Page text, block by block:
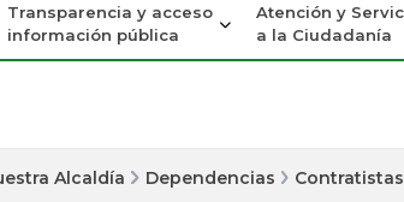
Transparencia y acceso
información pública
Atención y
a la Ciudadanía
Alcaldía Dependencias Contratistas